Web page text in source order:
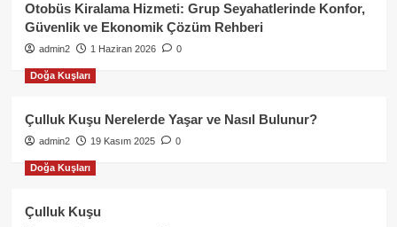
Otobüs Kiralama Hizmeti: Grup Seyahatlerinde Konfor,
Güvenlik ve Ekonomik Çözüm Rehberi
admin2 1 Haziran 2026 0
Doğa Kuşları
Çulluk Kuşu Nerelerde Yaşar ve Nasıl Bulunur?
admin2 19 Kasım 2025 0
Doğa Kuşları
Çulluk Kuşu